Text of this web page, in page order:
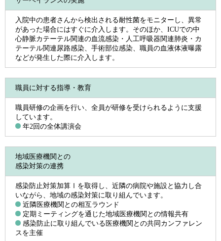
入院中の患者さんから検出される耐性菌をモニターし、異常
があった場合にはすぐに介入します。そのほか、ICUでの中
心静脈カテーテル関連の血流感染・人工呼吸器関連肺炎・カ
テーテル関連尿路感染、手術部位感染、職員の血液体液曝露
などが発生した際に介入します。
職員に対する指導・教育
職員研修の企画を行い、全員が研修を受けられるように支援
しています。
年2回の全体講演会
地域医療機関との
感染対策の連携
感染防止対策加算Ⅰを取得し、近隣の病院や施設と協力し合
いながら、地域の感染対策に取り組んでいます。
近隣医療機関との相互ラウンド
定期ミーティングを通じた地域医療機関との情報共有
感染防止に取り組んでいる医療機関との共同カンファレン
スを主催